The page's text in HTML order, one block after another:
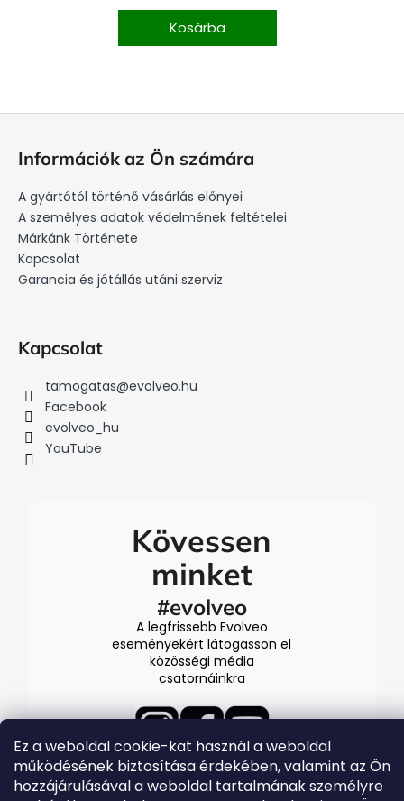
Ez a weboldal cookie-kat használ a weboldal
működésének biztosítása érdekében, valamint az Ön
hozzájárulásával a weboldal tartalmának személyre
Kosárba
Információk az Ön számára
A gyártótól történő vásárlás előnyei
A személyes adatok védelmének feltételei
Márkánk Története
Kapcsolat
Garancia és jótállás utáni szerviz
Kapcsolat
tamogatas@evolveo.hu
Facebook
evolveo_hu
YouTube
Kövessen
minket
#evolveo
A legfrissebb Evolveo
eseményekért látogasson el
közösségi média
csatornáinkra